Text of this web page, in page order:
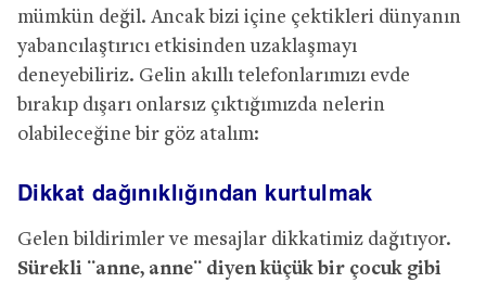
mümkün değil. Ancak bizi içine çektikleri dünyanın
yabancılaştırıcı etkisinden uzaklaşmayı
deneyebiliriz. Gelin akıllı telefonlarımızı evde
bırakıp dışarı onlarsız çıktığımızda nelerin
olabileceğine bir göz atalım:
Dikkat dağınıklığından kurtulmak
Gelen bildirimler ve mesajlar dikkatimiz dağıtıyor.
Sürekli ¨anne, anne¨ diyen küçük bir çocuk gibi